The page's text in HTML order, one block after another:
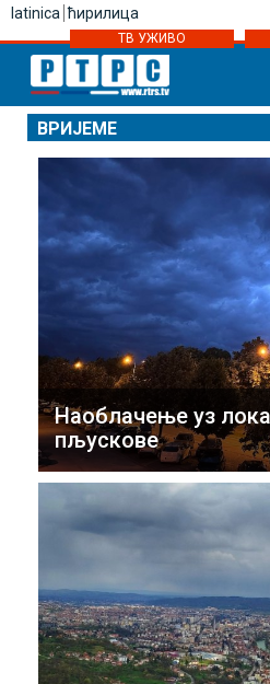
latinica ћирилица
ТВ УЖИВО
ВРИЈЕМЕ
Наоблачење уз
пљускове